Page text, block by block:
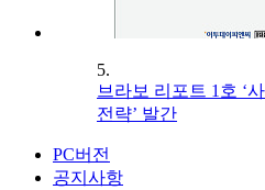
5.
브라보 리포트 1호 ‘
전략’ 발간
PC버전
공지사항